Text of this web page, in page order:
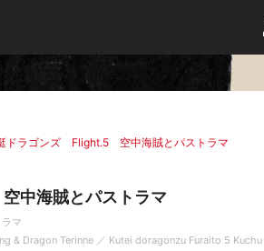
ドラゴンズ Flight.5 空中海賊とパストラマ
海賊とパストラマ
マ
& Dragon Terinne ／ Kutei doragonzu Furaito 5